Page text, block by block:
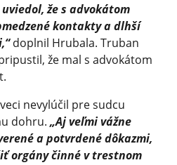
že s advokátom
kontakty a dlhší
doplnil Hrubala. Truban
že mal s advokátom
nevylúčil pre sudcu
dohru. „Aj veľmi vážne
a potvrdené dôkazmi,
orgány činné v trestnom